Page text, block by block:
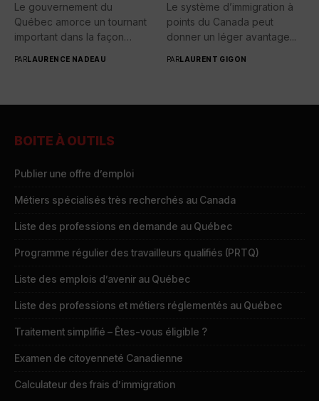
Le gouvernement du
Québec amorce un tournant
important dans la façon
PARLAURENCE NADEAU
Le système d’immigration à
points du Canada peut
donner un léger avantage...
PARLAURENT GIGON
BOITE À OUTILS
Publier une offre d’emploi
Métiers spécialisés très recherchés au Canada
Liste des professions en demande au Québec
Programme régulier des travailleurs qualifiés (PRTQ)
Liste des emplois d’avenir au Québec
Liste des professions et métiers réglementés au Québec
Traitement simplifié – Êtes-vous éligible ?
Examen de citoyenneté Canadienne
Calculateur des frais d’immigration